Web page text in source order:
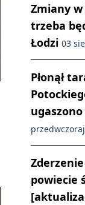
Zmiany
trzeba
Łodzi 03
Płonął
powiecie